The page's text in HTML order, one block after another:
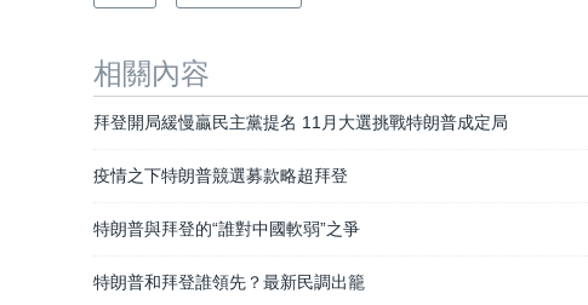
相關內容
拜登開局緩慢贏民主黨提名 11​​月大選挑戰特朗普成定局
疫情之下特朗普競選募款略超拜登
特朗普與拜登的“誰對中國軟弱”之爭
特朗普和拜登誰領先？最新民調出籠